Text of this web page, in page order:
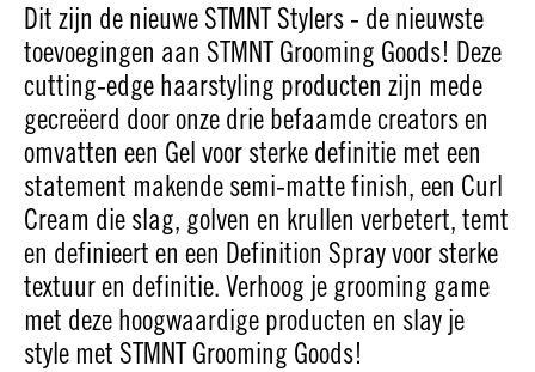
Dit zijn de nieuwe STMNT Stylers - de nieuwste
toevoegingen aan STMNT Grooming Goods! Deze
cutting-edge haarstyling producten zijn mede
gecreëerd door onze drie befaamde creators en
omvatten een Gel voor sterke definitie met een
statement makende semi-matte finish, een Curl
Cream die slag, golven en krullen verbetert, temt
en definieert en een Definition Spray voor sterke
textuur en definitie. Verhoog je grooming game
met deze hoogwaardige producten en slay je
style met STMNT Grooming Goods!